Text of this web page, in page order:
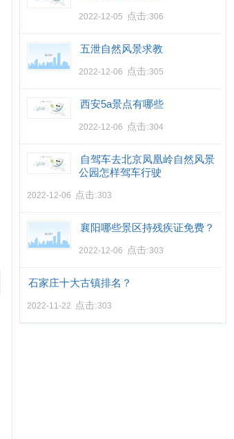
2022-12-05 点击:306
五泄自然风景求教
2022-12-06 点击:305
西安5a景点有哪些
2022-12-06 点击:304
自驾车去北京凤凰岭自然风景
公园怎样驾车行驶
2022-12-06 点击:303
襄阳哪些景区持残疾证免费？
2022-12-06 点击:303
石家庄十大古镇排名？
2022-11-22 点击:303